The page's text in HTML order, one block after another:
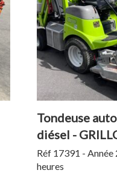
Tondeuse
diésel -
4WD
Réf 17391 -
heures